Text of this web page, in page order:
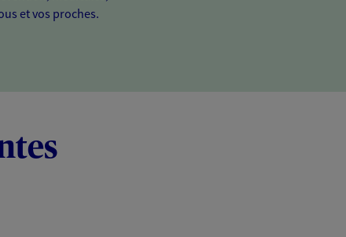
et vos proches.